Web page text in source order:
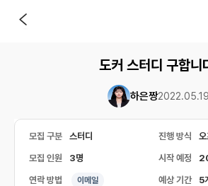
도커 스터디 구합니
하은짱2022.05.19
모집 구분 스터디 진행 방식
모집 인원 3명 시작 예정
연락 방법 이메일 예상 기간 5